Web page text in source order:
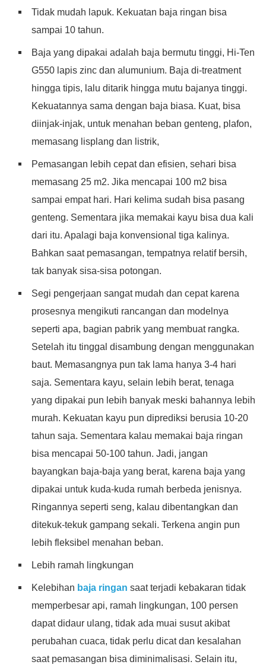
Tidak mudah lapuk. Kekuatan baja ringan bisa
sampai 10 tahun.
Baja yang dipakai adalah baja bermutu tinggi, Hi-Ten
G550 lapis zinc dan alumunium. Baja di-treatment
hingga tipis, lalu ditarik hingga mutu bajanya tinggi.
Kekuatannya sama dengan baja biasa. Kuat, bisa
diinjak-injak, untuk menahan beban genteng, plafon,
memasang lisplang dan listrik,
Pemasangan lebih cepat dan efisien, sehari bisa
memasang 25 m2. Jika mencapai 100 m2 bisa
sampai empat hari. Hari kelima sudah bisa pasang
genteng. Sementara jika memakai kayu bisa dua kali
dari itu. Apalagi baja konvensional tiga kalinya.
Bahkan saat pemasangan, tempatnya relatif bersih,
tak banyak sisa-sisa potongan.
Segi pengerjaan sangat mudah dan cepat karena
prosesnya mengikuti rancangan dan modelnya
seperti apa, bagian pabrik yang membuat rangka.
Setelah itu tinggal disambung dengan menggunakan
baut. Memasangnya pun tak lama hanya 3-4 hari
saja. Sementara kayu, selain lebih berat, tenaga
yang dipakai pun lebih banyak meski bahannya lebih
murah. Kekuatan kayu pun diprediksi berusia 10-20
tahun saja. Sementara kalau memakai baja ringan
bisa mencapai 50-100 tahun. Jadi, jangan
bayangkan baja-baja yang berat, karena baja yang
dipakai untuk kuda-kuda rumah berbeda jenisnya.
Ringannya seperti seng, kalau dibentangkan dan
ditekuk-tekuk gampang sekali. Terkena angin pun
lebih fleksibel menahan beban.
Lebih ramah lingkungan
Kelebihan baja ringan saat terjadi kebakaran tidak
memperbesar api, ramah lingkungan, 100 persen
dapat didaur ulang, tidak ada muai susut akibat
perubahan cuaca, tidak perlu dicat dan kesalahan
saat pemasangan bisa diminimalisasi. Selain itu,